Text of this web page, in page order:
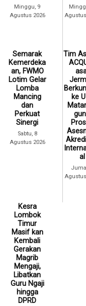
Minggu, 9
Agustus 2026
Semarak
Kemerdeka
an, FWMO
Lotim Gelar
Lomba
Mancing
dan
Perkuat
Sinergi
Sabtu, 8
Agustus 2026
Tim
ke
al
Kesra
Lombok
Timur
Masif kan
Kembali
Gerakan
Magrib
Mengaji,
Libatkan
Guru Ngaji
hingga
DPRD